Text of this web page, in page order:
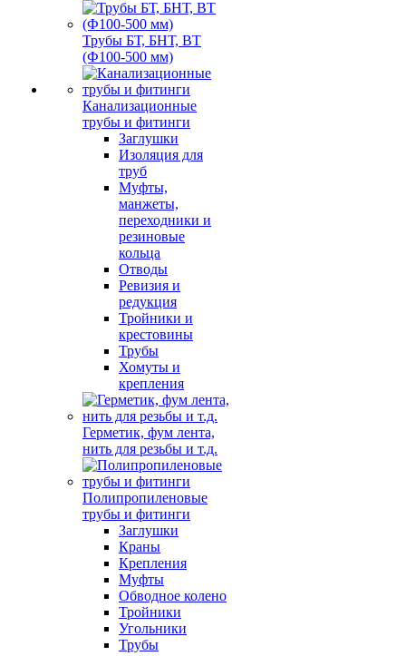
Трубы БТ, БНТ, ВТ
(Ф100-500 мм)
Канализационные
трубы и фитинги
Заглушки
Изоляция для
труб
Муфты,
манжеты,
переходники и
резиновые
кольца
Отводы
Ревизия и
редукция
Тройники и
крестовины
Трубы
Хомуты и
крепления
Герметик, фум лента,
нить для резьбы и т.д.
Полипропиленовые
трубы и фитинги
Заглушки
Краны
Крепления
Муфты
Обводное колено
Тройники
Угольники
Трубы